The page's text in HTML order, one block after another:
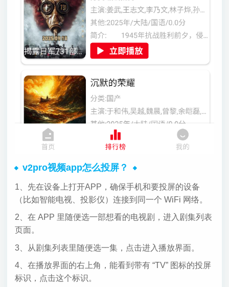
v2pro视频app怎么投屏？
1、先在设备上打开APP，确保手机和要投屏的设备
（比如智能电视、投影仪）连接到同一个 WiFi 网络。
2、在 APP 里随便选一部想看的电视剧，进入剧集列表
页面。
3、从剧集列表里随便选一集，点击进入播放界面。
4、在播放界面的右上角，能看到带有 “TV” 图标的投屏
标识，点击这个标识。